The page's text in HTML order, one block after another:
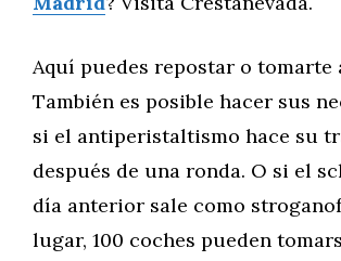
Aquí puedes repostar o tomarte
También es posible hacer sus
si el antiperistaltismo hace su
después de una ronda. O si el
día anterior sale como
lugar, 100 coches pueden